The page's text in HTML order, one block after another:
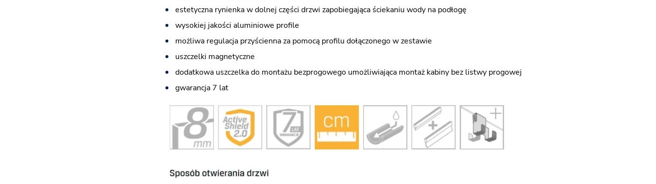
estetyczna rynienka w dolnej części drzwi zapobiegająca ściekaniu wody na podłogę
wysokiej jakości aluminiowe profile
możliwa regulacja przyścienna za pomocą profilu dołączonego w zestawie
uszczelki magnetyczne
dodatkowa uszczelka do montażu bezprogowego umożliwiająca montaż kabiny bez listwy progowej
gwarancja 7 lat